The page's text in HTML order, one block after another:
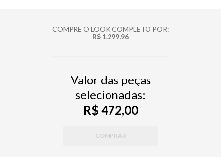
COMPRE O LOOK COMPLETO POR:
R$ 1.299,96
Valor das peças
selecionadas:
R$ 472,00
COMPRAR